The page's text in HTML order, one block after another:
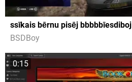
ssīkais bērnu pisēj bbbbbīesdiboj
BSDBoy
0:15